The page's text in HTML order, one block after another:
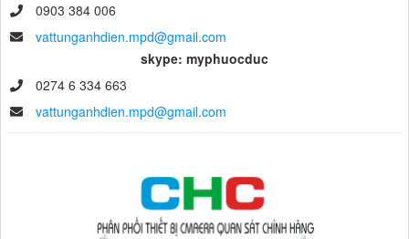
0903 384 006
vattunganhdien.mpd@gmail.com
skype: myphuocduc
0274 6 334 663
vattunganhdien.mpd@gmail.com